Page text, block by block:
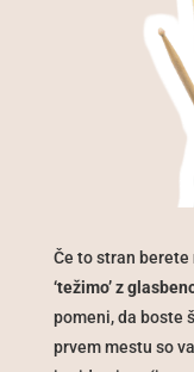
Če to stran berete
‘težimo’ z
pomeni, da boste
prvem mestu so